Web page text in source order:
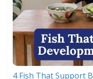
4 Fish That Support